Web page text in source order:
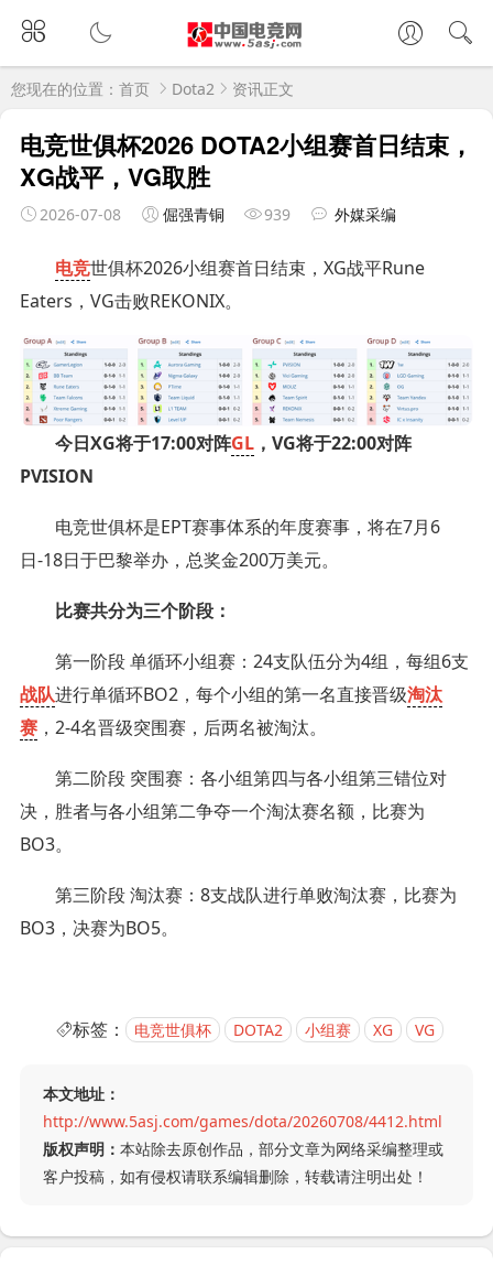
您现在的位置： 首页 Dota2 资讯正文
电竞世俱杯2026 DOTA2小组赛首日结束，
XG战平，VG取胜
2026-07-08 倔强青铜 939 外媒采编
电竞世俱杯2026小组赛首日结束，XG战平Rune
Eaters，VG击败REKONIX。
今日XG将于17:00对阵GL，VG将于22:00对阵
PVISION
电竞世俱杯是EPT赛事体系的年度赛事，将在7月6
日-18日于巴黎举办，总奖金200万美元。
比赛共分为三个阶段：
第一阶段 单循环小组赛：24支队伍分为4组，每组6支
战队进行单循环BO2，每个小组的第一名直接晋级淘汰
赛，2-4名晋级突围赛，后两名被淘汰。
第二阶段 突围赛：各小组第四与各小组第三错位对
决，胜者与各小组第二争夺一个淘汰赛名额，比赛为
BO3。
第三阶段 淘汰赛：8支战队进行单败淘汰赛，比赛为
BO3，决赛为BO5。
标签： 电竞世俱杯 DOTA2 小组赛 XG VG
本文地址：
http://www.5asj.com/games/dota/20260708/4412.html
版权声明： 本站除去原创作品，部分文章为网络采编整理或
客户投稿，如有侵权请联系编辑删除，转载请注明出处！